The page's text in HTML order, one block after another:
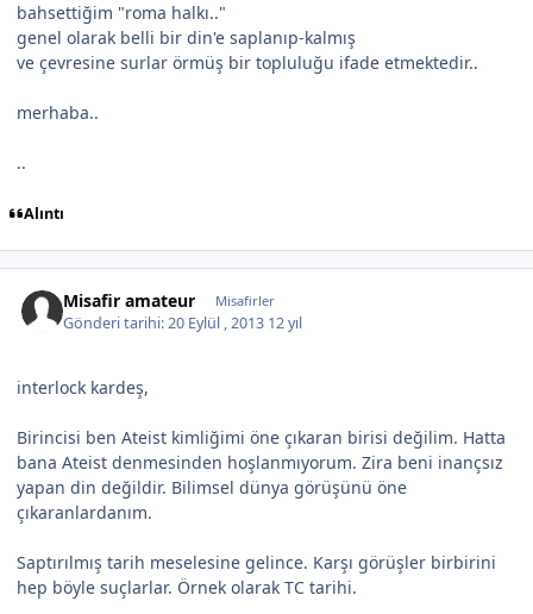
bahsettiğim "roma halkı.."
genel olarak belli bir din'e saplanıp-kalmış
ve çevresine surlar örmüş bir topluluğu ifade etmektedir..
merhaba..
..
Alıntı
Misafir amateur Misafirler
Gönderi tarihi:20 Eylül , 2013 12 yıl
interlock kardeş,
Birincisi ben Ateist kimliğimi öne çıkaran birisi değilim. Hatta
bana Ateist denmesinden hoşlanmıyorum. Zira beni inançsız
yapan din değildir. Bilimsel dünya görüşünü öne
çıkaranlardanım.
Saptırılmış tarih meselesine gelince. Karşı görüşler birbirini
hep böyle suçlarlar. Örnek olarak TC tarihi.